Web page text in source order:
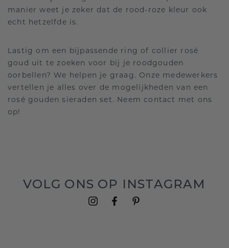
manier weet je zeker dat de rood-roze kleur ook
echt hetzelfde is.
Lastig om een bijpassende ring of collier rosé
goud uit te zoeken voor bij je roodgouden
oorbellen? We helpen je graag. Onze medewerkers
vertellen je alles over de mogelijkheden van een
rosé gouden sieraden set. Neem contact met ons
op!
VOLG ONS OP INSTAGRAM